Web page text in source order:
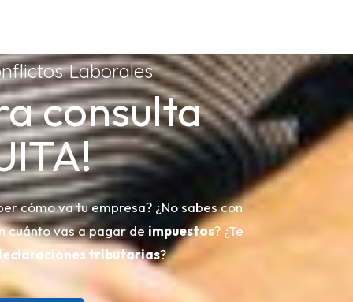
Laborales
consulta
cómo va tu empresa? ¿No sabes con
cuánto vas a pagar de impuestos? ¿Te
tributarias?